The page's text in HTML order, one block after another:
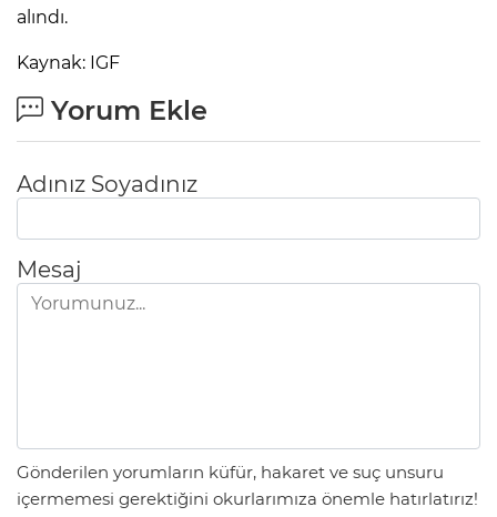
alındı.
Kaynak: IGF
Yorum Ekle
Adınız Soyadınız
Mesaj
Gönderilen yorumların küfür, hakaret ve suç unsuru
içermemesi gerektiğini okurlarımıza önemle hatırlatırız!